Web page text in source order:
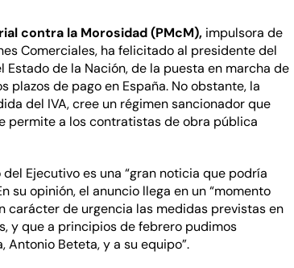
contra la Morosidad (PMcM),impulsora de
Comerciales, ha felicitado al presidente del
de la Nación, de la puesta en marcha de
de pago en España. No obstante, la
del IVA, cree un régimen sancionador que
permite a los contratistas de obra pública
Ejecutivo es una “gran noticia que podría
su opinión, el anuncio llega en un “momento
carácter de urgencia las medidas previstas en
y que a principios de febrero pudimos
Beteta, y a su equipo”.